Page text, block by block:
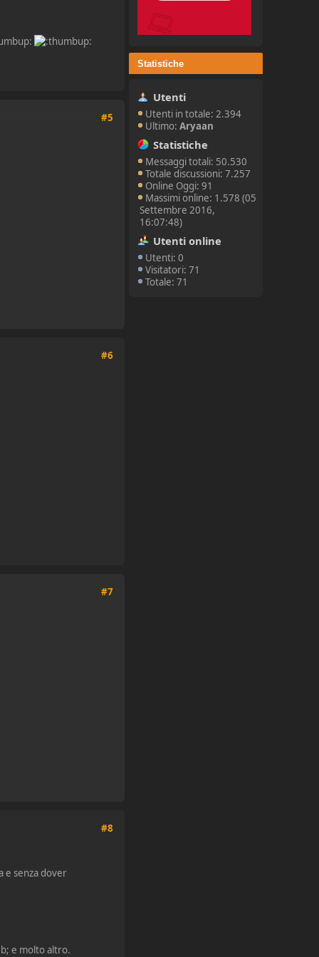
Statistiche
Utenti
Utenti in totale: 2.394
Ultimo:Aryaan
Statistiche
Messaggi totali: 50.530
Totale discussioni: 7.257
Online Oggi: 91
Massimi online: 1.578 (05
Settembre 2016,
16:07:48)
Utenti online
Utenti: 0
Visitatori: 71
Totale: 71
#5
#6
#7
#8
e senza dover
e molto altro.